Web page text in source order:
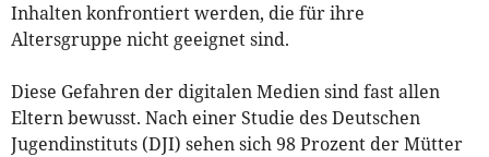
Inhalten konfrontiert werden, die für ihre
Altersgruppe nicht geeignet sind.
Diese Gefahren der digitalen Medien sind fast allen
Eltern bewusst. Nach einer Studie des Deutschen
Jugendinstituts (DJI) sehen sich 98 Prozent der Mütter